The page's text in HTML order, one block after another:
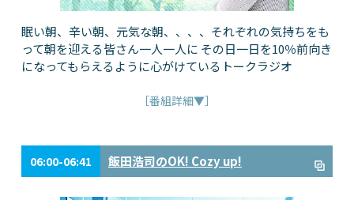
眠い朝、辛い朝、元気な朝、、、、それぞれの気持ちをも
って朝を迎える皆さん一人一人に その日一日を10％前向き
になってもらえるように心がけているトークラジオ
［番組詳細▼］
06:00-06:41 飯田浩司のOK! Cozy up!